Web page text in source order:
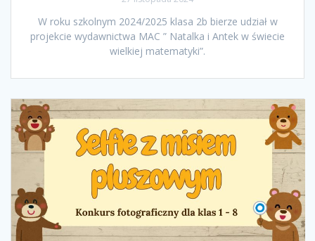
W roku szkolnym 2024/2025 klasa 2b bierze udział w
projekcie wydawnictwa MAC ” Natalka i Antek w świecie
wielkiej matematyki”.